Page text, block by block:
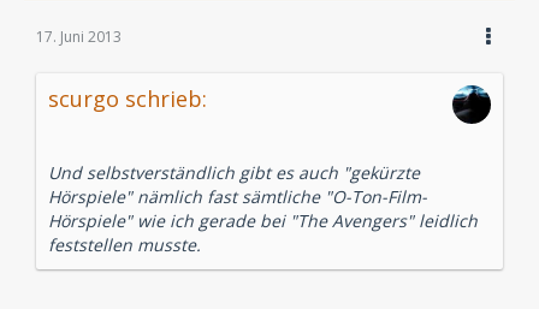
17. Juni 2013
scurgo schrieb:
Und selbstverständlich gibt es auch "gekürzte
Hörspiele" nämlich fast sämtliche "O-Ton-Film-
Hörspiele" wie ich gerade bei "The Avengers" leidlich
feststellen musste.